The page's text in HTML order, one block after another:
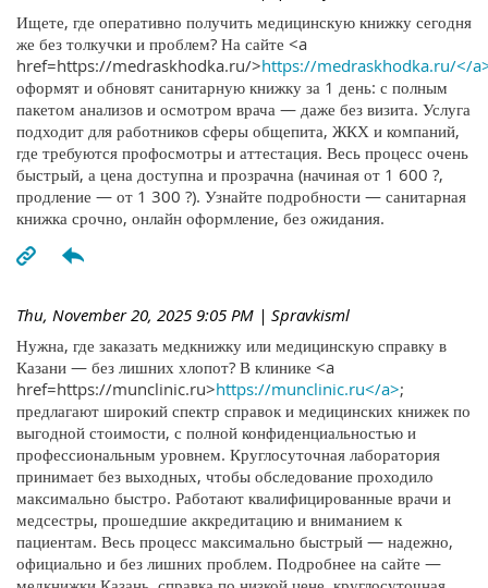
Ищете, где оперативно получить медицинскую книжку сегодня
же без толкучки и проблем? На сайте <a
href=https://medraskhodka.ru/>https://medraskhodka.ru/</
оформят и обновят санитарную книжку за 1 день: с полным
пакетом анализов и осмотром врача — даже без визита. Услуга
подходит для работников сферы общепита, ЖКХ и компаний,
где требуются профосмотры и аттестация. Весь процесс очень
быстрый, а цена доступна и прозрачна (начиная от 1 600 ?,
продление — от 1 300 ?). Узнайте подробности — санитарная
книжка срочно, онлайн оформление, без ожидания.
Thu, November 20, 2025 9:05 PM | Spravkisml
Нужна, где заказать медкнижку или медицинскую справку в
Казани — без лишних хлопот? В клинике <a
href=https://munclinic.ru>https://munclinic.ru</a>;
предлагают широкий спектр справок и медицинских книжек по
выгодной стоимости, с полной конфиденциальностью и
профессиональным уровнем. Круглосуточная лаборатория
принимает без выходных, чтобы обследование проходило
максимально быстро. Работают квалифицированные врачи и
медсестры, прошедшие аккредитацию и вниманием к
пациентам. Весь процесс максимально быстрый — надежно,
официально и без лишних проблем. Подробнее на сайте —